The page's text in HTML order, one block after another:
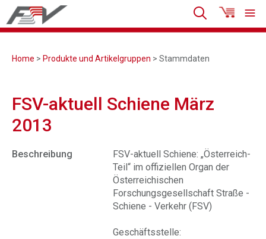
Home > Produkte und Artikelgruppen > Stammdaten
FSV-aktuell Schiene März
2013
Beschreibung
FSV-aktuell Schiene: „Österreich-
Teil“ im offiziellen Organ der
Österreichischen
Forschungsgesellschaft Straße -
Schiene - Verkehr (FSV)
Geschäftsstelle: